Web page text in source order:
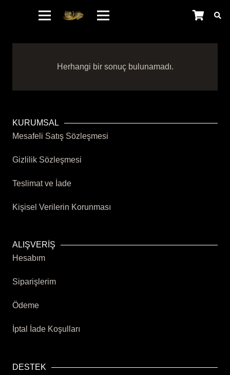
Herhangi bir sonuç bulunamadı.
KURUMSAL
Mesafeli Satış Sözleşmesi
Gizlilik Sözleşmesi
Teslimat ve İade
Kişisel Verilerin Korunması
ALIŞVERİŞ
Hesabım
Siparişlerim
Ödeme
İptal İade Koşulları
DESTEK